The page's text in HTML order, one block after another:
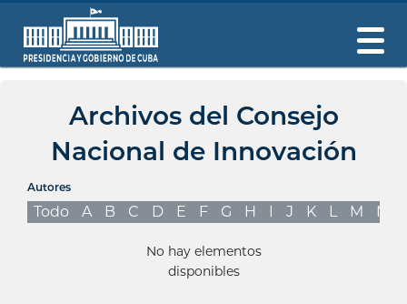
Archivos del Consejo
Nacional de Innovación
Autores
Todo A B C D E F G H I J K L M N
No hay elementos
disponibles